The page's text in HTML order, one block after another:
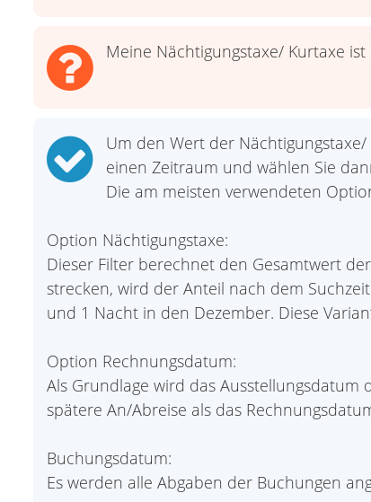
Meine Nächtigungstaxe/ Kurtaxe
Um den Wert der
einen Zeitraum und wählen Sie
Die am meisten verwendeten
Option Nächtigungstaxe:
Dieser Filter berechnet den Gesamtwert
strecken, wird der Anteil nach dem
und 1 Nacht in den Dezember. Diese
Option Rechnungsdatum:
Als Grundlage wird das
spätere An/Abreise als das
Buchungsdatum:
Es werden alle Abgaben der Buchungen